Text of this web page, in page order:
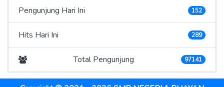
Pengunjung Hari Ini 152
Hits Hari Ini 289
Total Pengunjung 97141